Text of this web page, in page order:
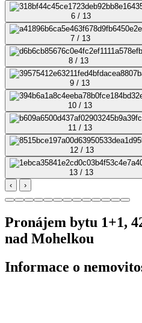
6 / 13
7 / 13
8 / 13
9 / 13
10 / 13
11 / 13
12 / 13
13 / 13
‹
›
Pronájem bytu 1+1,
nad Mohelkou
Informace o